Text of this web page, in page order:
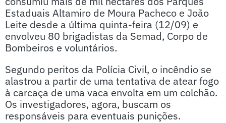
Estaduais Altamiro de Moura Pacheco e João
Leite desde a última quinta-feira (12/09) e
envolveu 80 brigadistas da Semad, Corpo de
Bombeiros e voluntários.
Segundo peritos da Polícia Civil, o incêndio se
alastrou a partir de uma tentativa de atear fogo
à carcaça de uma vaca envolta em um colchão.
Os investigadores, agora, buscam os
responsáveis para eventuais punições.